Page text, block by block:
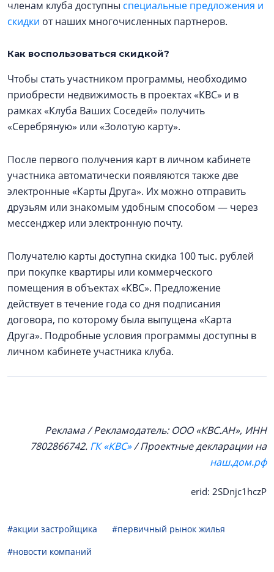
членам клуба доступны специальные предложения и
скидки от наших многочисленных партнеров.
Как воспользоваться скидкой?
Чтобы стать участником программы, необходимо
приобрести недвижимость в проектах «КВС» и в
рамках «Клуба Ваших Соседей» получить
«Серебряную» или «Золотую карту».
После первого получения карт в личном кабинете
участника автоматически появляются также две
электронные «Карты Друга». Их можно отправить
друзьям или знакомым удобным способом — через
мессенджер или электронную почту.
Получателю карты доступна скидка 100 тыс. рублей
при покупке квартиры или коммерческого
помещения в объектах «КВС». Предложение
действует в течение года со дня подписания
договора, по которому была выпущена «Карта
Друга». Подробные условия программы доступны в
личном кабинете участника клуба.
Реклама / Рекламодатель: ООО «КВС.АН», ИНН
7802866742. ГК «КВС»/ Проектные декларации на
наш.дом.рф
erid: 2SDnjc1hczP
#акции застройщика
#первичный рынок жилья
#новости компаний